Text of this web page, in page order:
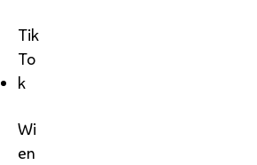
Tik
To
k
Wi
en